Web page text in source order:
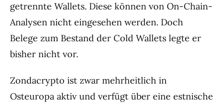
getrennte Wallets. Diese können von On-Chain-
Analysen nicht eingesehen werden. Doch
Belege zum Bestand der Cold Wallets legte er
bisher nicht vor.
Zondacrypto ist zwar mehrheitlich in
Osteuropa aktiv und verfügt über eine estnische